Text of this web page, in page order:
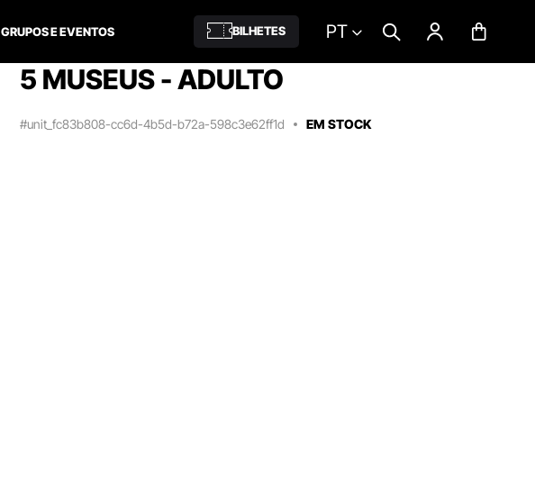
GRUPOS E EVENTOS BILHETES PT
5 MUSEUS - ADULTO
#unit_fc83b808-cc6d-4b5d-b72a-598c3e62ff1d EM STOCK